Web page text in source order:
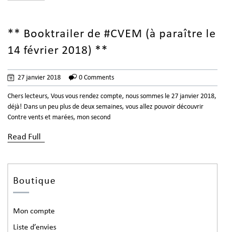
** Booktrailer de #CVEM (à paraître le
14 février 2018) **
27 janvier 2018 0 Comments
Chers lecteurs, Vous vous rendez compte, nous sommes le 27 janvier 2018,
déjà! Dans un peu plus de deux semaines, vous allez pouvoir découvrir
Contre vents et marées, mon second
Read Full
Boutique
Mon compte
Liste d’envies